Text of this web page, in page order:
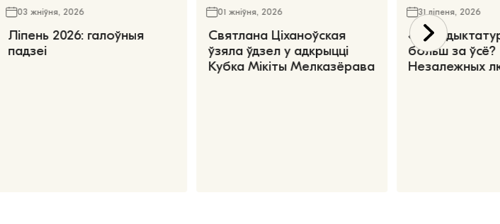
03 жніўня, 2026
Ліпень 2026: галоўныя
падзеі
01 жніўня, 2026
Святлана Ціханоўская
ўзяла ўдзел у адкрыцці
Кубка Мікіты Мелказёрава
31 ліпеня, 2026
«Чаго
больш за ўсё?
Незалежных